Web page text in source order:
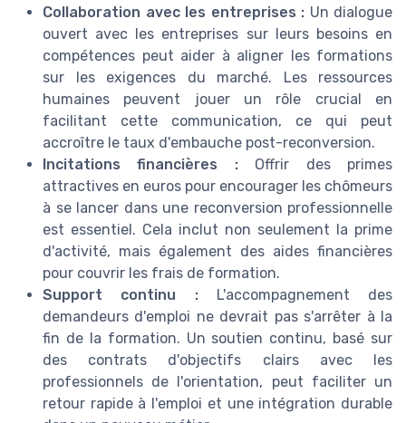
Collaboration avec les entreprises : Un dialogue
ouvert avec les entreprises sur leurs besoins en
compétences peut aider à aligner les formations
sur les exigences du marché. Les ressources
humaines peuvent jouer un rôle crucial en
facilitant cette communication, ce qui peut
accroître le taux d'embauche post-reconversion.
Incitations financières :Offrir des primes
attractives en euros pour encourager les chômeurs
à se lancer dans une reconversion professionnelle
est essentiel. Cela inclut non seulement la prime
d'activité, mais également des aides financières
pour couvrir les frais de formation.
Support continu :L'accompagnement des
demandeurs d'emploi ne devrait pas s'arrêter à la
fin de la formation. Un soutien continu, basé sur
des contrats d'objectifs clairs avec les
professionnels de l'orientation, peut faciliter un
retour rapide à l'emploi et une intégration durable